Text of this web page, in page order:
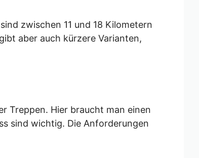
zwischen 11 und 18 Kilometern
aber auch kürzere Varianten,
Treppen. Hier braucht man einen
sind wichtig. Die Anforderungen